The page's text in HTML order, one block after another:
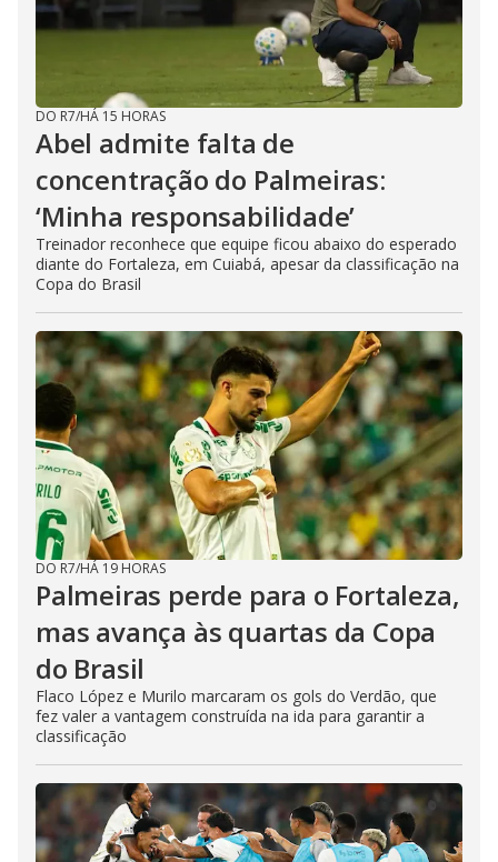
DO R7/HÁ 15 HORAS
Abel admite falta de
concentração do Palmeiras:
‘Minha responsabilidade’
Treinador reconhece que equipe ficou abaixo do esperado
diante do Fortaleza, em Cuiabá, apesar da classificação na
Copa do Brasil
DO R7/HÁ 19 HORAS
Palmeiras perde para o Fortaleza,
mas avança às quartas da Copa
do Brasil
Flaco López e Murilo marcaram os gols do Verdão, que
fez valer a vantagem construída na ida para garantir a
classificação